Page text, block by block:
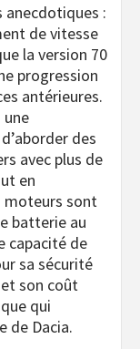
anecdotiques :
de vitesse
la version 70
progression
antérieures.
des
avec plus de
en
moteurs sont
batterie au
capacité de
sa sécurité
son coût
qui
de Dacia.